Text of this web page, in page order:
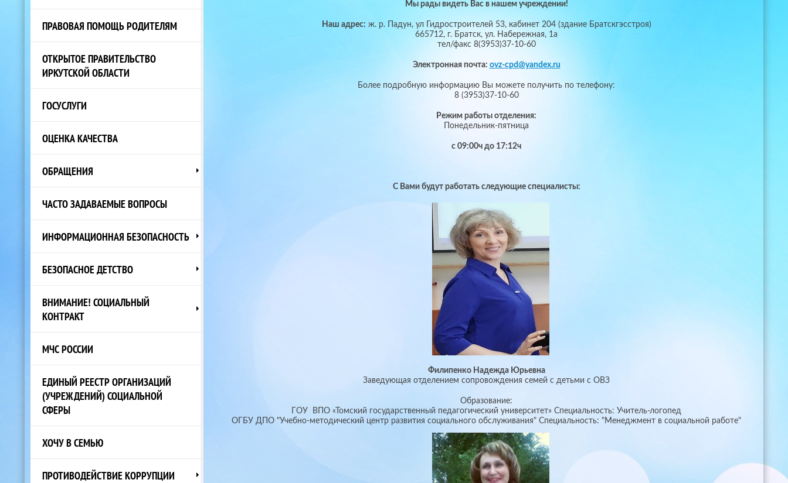
ПРАВОВАЯ ПОМОЩЬ РОДИТЕЛЯМ
ОТКРЫТОЕ ПРАВИТЕЛЬСТВО
ИРКУТСКОЙ ОБЛАСТИ
ГОСУСЛУГИ
ОЦЕНКА КАЧЕСТВА
ОБРАЩЕНИЯ
ЧАСТО ЗАДАВАЕМЫЕ ВОПРОСЫ
ИНФОРМАЦИОННАЯ БЕЗОПАСНОСТЬ
БЕЗОПАСНОЕ ДЕТСТВО
ВНИМАНИЕ! СОЦИАЛЬНЫЙ
КОНТРАКТ
МЧС РОССИИ
ЕДИНЫЙ РЕЕСТР ОРГАНИЗАЦИЙ
(УЧРЕЖДЕНИЙ) СОЦИАЛЬНОЙ
СФЕРЫ
ХОЧУ В СЕМЬЮ
ПРОТИВОДЕЙСТВИЕ КОРРУПЦИИ
Мы рады видеть Вас в нашем учреждении!
Наш адрес: ж. р. Падун, ул Гидростроителей 53, кабинет 204 (здание Братскгэсстроя)
665712, г. Братск, ул. Набережная, 1а
тел/факс 8(3953)37-10-60
Электронная почта: ovz-cpd@yandex.ru
Более подробную информацию Вы можете получить по телефону:
8 (3953)37-10-60
Режим работы отделения:
Понедельник-пятница
с 09:00ч до 17:12ч
С Вами будут работать следующие специалисты:
Филипенко Надежда Юрьевна
Заведующая отделением сопровождения семей с детьми с ОВЗ
Образование:
ГОУ ВПО «Томский государственный педагогический университет» Специальность: Учитель-логопед
ОГБУ ДПО "Учебно-методический центр развития социального обслуживания" Специальность: "Менеджмент в социальной работе"